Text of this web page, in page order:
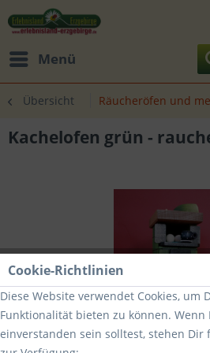
Menü
Übersicht Räucheröfen und
Kachelofen grün -
Cookie-Richtlinien
Diese Website verwendet Cookies, um
Funktionalität bieten zu können.
einverstanden sein solltest, stehen Dir